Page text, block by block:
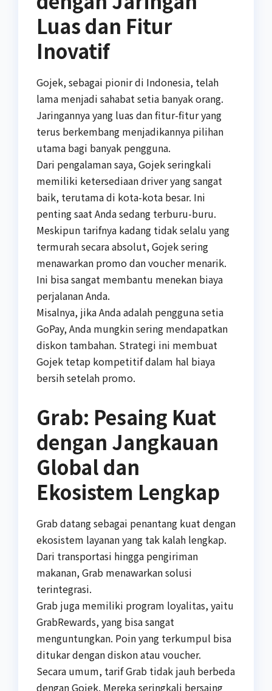
Luas dan Fitur
Inovatif
Gojek, sebagai pionir di Indonesia, telah
lama menjadi sahabat setia banyak orang.
Jaringannya yang luas dan fitur-fitur yang
terus berkembang menjadikannya pilihan
utama bagi banyak pengguna.
Dari pengalaman saya, Gojek seringkali
memiliki ketersediaan driver yang sangat
baik, terutama di kota-kota besar. Ini
penting saat Anda sedang terburu-buru.
Meskipun tarifnya kadang tidak selalu yang
termurah secara absolut, Gojek sering
menawarkan promo dan voucher menarik.
Ini bisa sangat membantu menekan biaya
perjalanan Anda.
Misalnya, jika Anda adalah pengguna setia
GoPay, Anda mungkin sering mendapatkan
diskon tambahan. Strategi ini membuat
Gojek tetap kompetitif dalam hal biaya
bersih setelah promo.
Grab: Pesaing Kuat
dengan Jangkauan
Global dan
Ekosistem Lengkap
Grab datang sebagai penantang kuat dengan
ekosistem layanan yang tak kalah lengkap.
Dari transportasi hingga pengiriman
makanan, Grab menawarkan solusi
terintegrasi.
Grab juga memiliki program loyalitas, yaitu
GrabRewards, yang bisa sangat
menguntungkan. Poin yang terkumpul bisa
ditukar dengan diskon atau voucher.
Secara umum, tarif Grab tidak jauh berbeda
dengan Gojek. Mereka seringkali bersaing